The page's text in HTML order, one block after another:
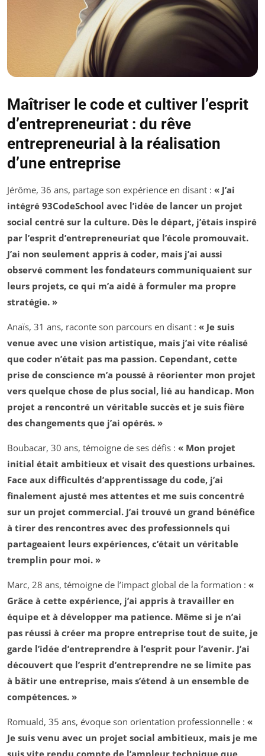
Maîtriser le code et cultiver l’esprit
d’entrepreneuriat : du rêve
entrepreneurial à la réalisation
d’une entreprise
Jérôme, 36 ans, partage son expérience en disant : « J’ai
intégré 93CodeSchool avec l’idée de lancer un projet
social centré sur la culture. Dès le départ, j’étais inspiré
par l’esprit d’entrepreneuriat que l’école promouvait.
J’ai non seulement appris à coder, mais j’ai aussi
observé comment les fondateurs communiquaient sur
leurs projets, ce qui m’a aidé à formuler ma propre
stratégie. »
Anaïs, 31 ans, raconte son parcours en disant : « Je suis
venue avec une vision artistique, mais j’ai vite réalisé
que coder n’était pas ma passion. Cependant, cette
prise de conscience m’a poussé à réorienter mon projet
vers quelque chose de plus social, lié au handicap. Mon
projet a rencontré un véritable succès et je suis fière
des changements que j’ai opérés. »
Boubacar, 30 ans, témoigne de ses défis : « Mon projet
initial était ambitieux et visait des questions urbaines.
Face aux difficultés d’apprentissage du code, j’ai
finalement ajusté mes attentes et me suis concentré
sur un projet commercial. J’ai trouvé un grand bénéfice
à tirer des rencontres avec des professionnels qui
partageaient leurs expériences, c’était un véritable
tremplin pour moi. »
Marc, 28 ans, témoigne de l’impact global de la formation : «
Grâce à cette expérience, j’ai appris à travailler en
équipe et à développer ma patience. Même si je n’ai
pas réussi à créer ma propre entreprise tout de suite, je
garde l’idée d’entreprendre à l’esprit pour l’avenir. J’ai
découvert que l’esprit d’entreprendre ne se limite pas
à bâtir une entreprise, mais s’étend à un ensemble de
compétences. »
Romuald, 35 ans, évoque son orientation professionnelle : «
Je suis venu avec un projet social ambitieux, mais je me
suis vite rendu compte de l’ampleur technique que